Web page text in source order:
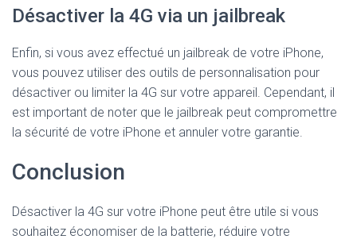
Désactiver la 4G via un jailbreak
Enfin, si vous avez effectué un jailbreak de votre iPhone,
vous pouvez utiliser des outils de personnalisation pour
désactiver ou limiter la 4G sur votre appareil. Cependant, il
est important de noter que le jailbreak peut compromettre
la sécurité de votre iPhone et annuler votre garantie.
Conclusion
Désactiver la 4G sur votre iPhone peut être utile si vous
souhaitez économiser de la batterie, réduire votre